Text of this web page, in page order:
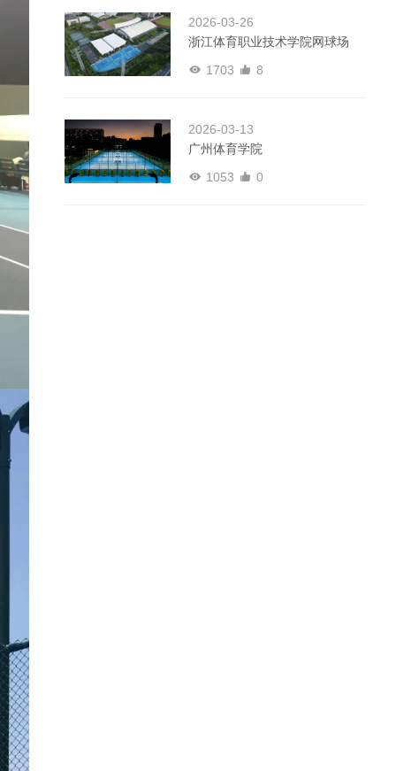
2026-03-26
浙江体育职业技术学院网球场
1703
8
2026-03-13
广州体育学院
1053
0